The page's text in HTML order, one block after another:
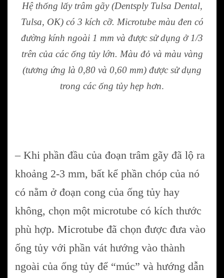
Hệ thống lấy trâm gãy (Dentsply Tulsa Dental,
Tulsa, OK) có 3 kích cỡ. Microtube màu đen có
đường kính ngoài 1 mm và được sử dụng ở 1/3
trên của các ống tủy lớn. Màu đỏ và màu vàng
(tương ứng là 0,80 và 0,60 mm) được sử dụng
trong các ống tủy hẹp hơn.
– Khi phần đầu của đoạn trâm gãy đã lộ ra
khoảng 2-3 mm, bất kể phần chóp của nó
có nằm ở đoạn cong của ống tủy hay
không, chọn một microtube có kích thước
phù hợp. Microtube đã chọn được đưa vào
ống tủy với phần vát hướng vào thành
ngoài của ống tủy để “múc” và hướng dẫn